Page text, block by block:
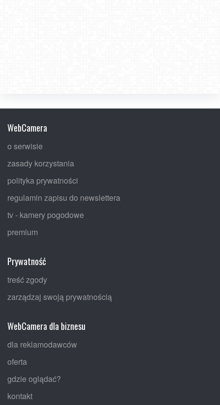
WebCamera
o serwisie
zasady korzystania
polityka prywatności
regulamin zapisu do newslettera
tv - kamery pogodowe
premium
Prywatność
treść zgody
zarządzaj swoją prywatnością
WebCamera dla biznesu
dla reklamodawców
oferta
gdzie oglądać?
kontakt